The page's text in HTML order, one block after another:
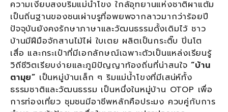
ความเงียบสงบริมแม่น้ำโขง ใกล้อุทยานแห่งชาติผาแต้ม
เป็นถิ่นฐานของชนเผ่าบรูที่อพยพจากลาวมากว่าร้อยปี
ปัจจุบันยังคงรักษาภาษาและวัฒนธรรมดั้งเดิมไว้ ชาว
บ้านมีฝีมือจักสานไม้ไผ่ ใบเตย ผลิตเป็นกระติ๊บ ปิ่นโต
เสื่อ และกระเป๋าที่มีเอกลักษณ์เฉพาะตัวเป็นแหล่งเรียนรู้
วิถีชีวิตเรียบง่ายและภูมิปัญญาท้องถิ่นที่น่าสนใจ“บ้าน
ตามุย” เป็นหมู่บ้านเล็ก ๆ ริมแม่น้ำโขงที่มีเสน่ห์ทั้ง
ธรรมชาติและวัฒนธรรม เป็นหนึ่งในหมู่บ้าน OTOP เพื่อ
การท่องเที่ยว ชุมชนมีอาชีพหลักคือประมง ควบคู่กับการ